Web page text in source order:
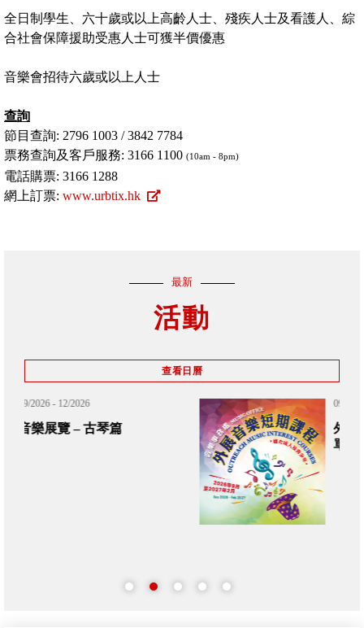
全日制學生、六十歲或以上高齡人士、殘疾人士及看護人、綜
合社會保障援助受惠人士可獲半價優惠
音樂會招待六歲或以上人士
查詢
節目查詢: 2796 1003 / 3842 7784
票務查詢及客戶服務: 3166 1100 (10am - 8pm)
電話購票: 3166 1288
網上訂票: www.urbtix.hk
最新
活動
查看日曆
09/2026 - 02/2027
外展音樂短期課程 (候補中籤名